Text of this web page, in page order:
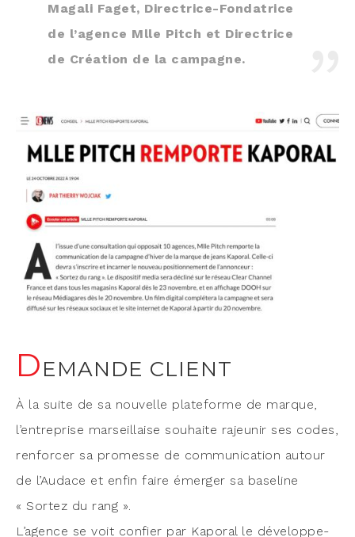
Maga­li Faget, Direc­trice-Fon­da­trice
de l’agence Mlle Pitch et Direc­trice
de Créa­tion de la campagne.
DEMANDE CLIENT
À la suite de sa nou­velle pla­te­forme de marque,
l’entreprise mar­seillaise sou­haite rajeu­nir ses codes,
ren­for­cer sa pro­messe de com­mu­ni­ca­tion autour
de l’Audace et enfin faire émer­ger sa base­line
« Sor­tez du rang ».
L’agence se voit confier par Kapo­ral le déve­lop­pe­